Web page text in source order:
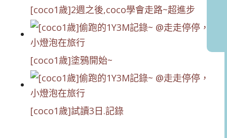
[coco1歲]2週之後,coco學會走路~超進步
[coco1歲]塗鴉開始~
[coco1歲]試讀3日.記錄